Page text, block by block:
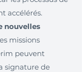
accélérés.
nouvelles
missions
peuvent
signature de